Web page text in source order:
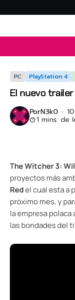
PC PlayStation 4
El nuevo
PorN3k0
1 mins. de
The Witcher 3:
proyectos más
Redel cual esta a
próximo mes, y
la empresa
las bondades del